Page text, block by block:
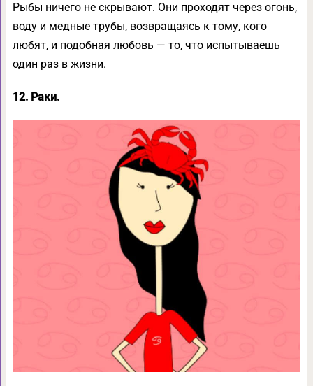
Рыбы ничего не скрывают. Они проходят через огонь,
воду и медные трубы, возвращаясь к тому, кого
любят, и подобная любовь — то, что испытываешь
один раз в жизни.
12. Раки.